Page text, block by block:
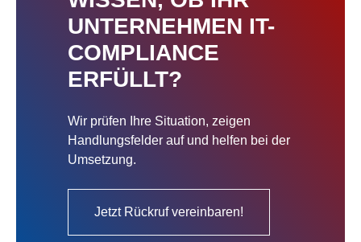
UNTERNEHMEN IT-
COMPLIANCE
ERFÜLLT?
Wir prüfen Ihre Situation, zeigen
Handlungsfelder auf und helfen bei der
Umsetzung.
Jetzt Rückruf vereinbaren!